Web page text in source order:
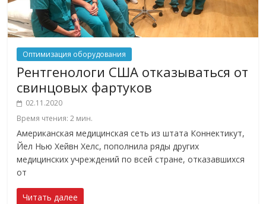
Оптимизация оборудования
Рентгенологи США отказываться от
свинцовых фартуков
02.11.2020
Время чтения:2 мин.
Американская медицинская сеть из штата Коннектикут,
Йел Нью Хейвн Хелс, пополнила ряды других
медицинских учреждений по всей стране, отказавшихся
от
Читать далее